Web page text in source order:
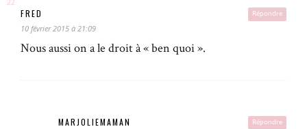
Répondre
FRED
10 février 2015 à 21:09
Nous aussi on a le droit à « ben quoi ».
Répondre
MARJOLIEMAMAN